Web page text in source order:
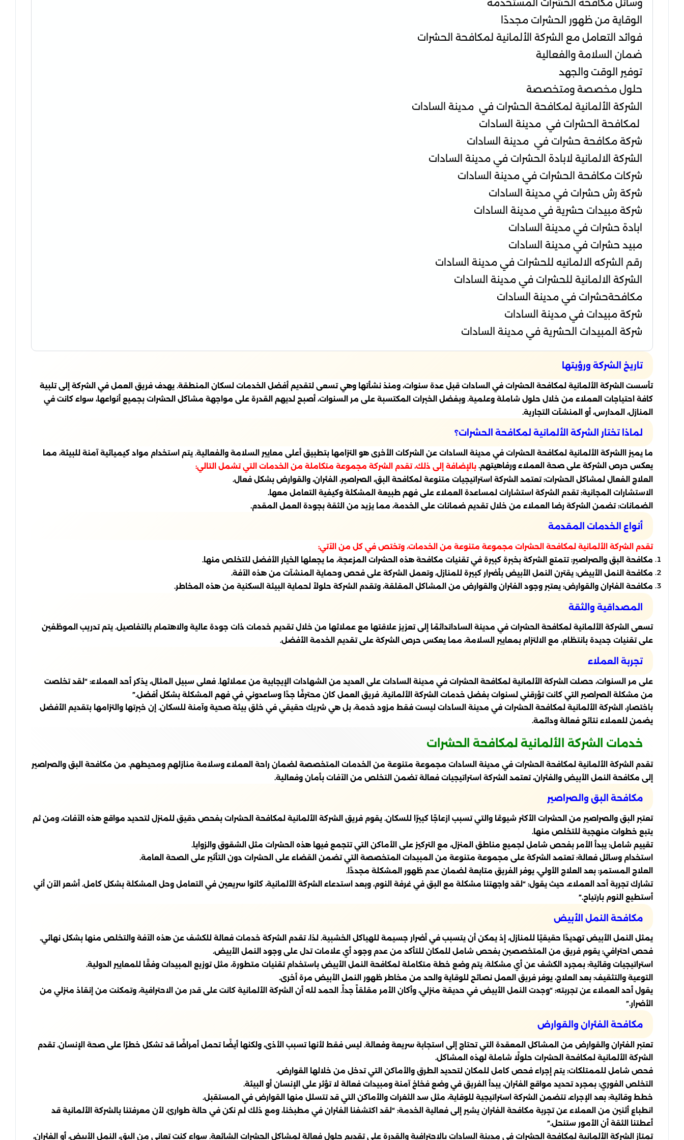
وسائل مكافحة الحشرات المستخدمة
الوقاية من ظهور الحشرات مجددًا
فوائد التعامل مع الشركة الألمانية لمكافحة الحشرات
ضمان السلامة والفعالية
توفير الوقت والجهد
حلول مخصصة ومتخصصة
الشركة الألمانية لمكافحة الحشرات في مدينة السادات
لمكافحة الحشرات في مدينة السادات
شركة مكافحة حشرات في مدينة السادات
الشركة الالمانية لابادة الحشرات في مدينة السادات
شركات مكافحة الحشرات في مدينة السادات
شركة رش حشرات في مدينة السادات
شركة مبيدات حشرية في مدينة السادات
ابادة حشرات في مدينة السادات
مبيد حشرات في مدينة السادات
رقم الشركه الالمانيه للحشرات في مدينة السادات
الشركة الالمانية للحشرات في مدينة السادات
مكافحةحشرات في مدينة السادات
شركة مبيدات في مدينة السادات
شركة المبيدات الحشرية في مدينة السادات
تاريخ الشركة ورؤيتها
تأسست الشركة الألمانية لمكافحة الحشرات في السادات قبل عدة سنوات، ومنذ نشأتها وهي تسعى لتقديم أفضل الخدمات لسكان المنطقة. يهدف فريق العمل في الشركة إلى تلبية
كافة احتياجات العملاء من خلال حلول شاملة وعلمية. وبفضل الخبرات المكتسبة على مر السنوات، أصبح لديهم القدرة على مواجهة مشاكل الحشرات بجميع أنواعها، سواء كانت في
المنازل، المدارس، أو المنشآت التجارية.
لماذا تختار الشركة الألمانية لمكافحة الحشرات؟
ما يميز االشركة الألمانية لمكافحة الحشرات في مدينة السادات عن الشركات الأخرى هو التزامها بتطبيق أعلى معايير السلامة والفعالية. يتم استخدام مواد كيميائية آمنة للبيئة، مما
يعكس حرص الشركة على صحة العملاء ورفاهيتهم. بالإضافة إلى ذلك، تقدم الشركة مجموعة متكاملة من الخدمات التي تشمل التالي:
العلاج الفعال لمشاكل الحشرات: تعتمد الشركة استراتيجيات متنوعة لمكافحة البق، الصراصير، الفئران، والقوارض بشكل فعال.
الاستشارات المجانية: تقدم الشركة استشارات لمساعدة العملاء على فهم طبيعة المشكلة وكيفية التعامل معها.
الضمانات: تضمن الشركة رضا العملاء من خلال تقديم ضمانات على الخدمة، مما يزيد من الثقة بجودة العمل المقدم.
أنواع الخدمات المقدمة
تقدم الشركة الألمانية لمكافحة الحشرات مجموعة متنوعة من الخدمات، وتختص في كل من الآتي:
مكافحة البق والصراصير: تتمتع الشركة بخبرة كبيرة في تقنيات مكافحة هذه الحشرات المزعجة، ما يجعلها الخيار الأفضل للتخلص منها.
مكافحة النمل الأبيض: يقترن النمل الأبيض بأضرار كبيرة للمنازل، وتعمل الشركة على فحص وحماية المنشآت من هذه الآفة.
مكافحة الفئران والقوارض: يعتبر وجود الفئران والقوارض من المشاكل المقلقة، وتقدم الشركة حلولاً لحماية البيئة السكنية من هذه المخاطر.
المصداقية والثقة
تسعى الشركة الألمانية لمكافحة الحشرات في مدينة الساداتدائمًا إلى تعزيز علاقتها مع عملائها من خلال تقديم خدمات ذات جودة عالية والاهتمام بالتفاصيل. يتم تدريب الموظفين
على تقنيات جديدة بانتظام، مع الالتزام بمعايير السلامة، مما يعكس حرص الشركة على تقديم الخدمة الأفضل.
تجربة العملاء
على مر السنوات، حصلت الشركة الألمانية لمكافحة الحشرات في مدينة السادات على العديد من الشهادات الإيجابية من عملائها. فعلى سبيل المثال، يذكر أحد العملاء: “لقد تخلصت
من مشكلة الصراصير التي كانت تؤرقني لسنوات بفضل خدمات الشركة الألمانية. فريق العمل كان محترفًا جدًا وساعدوني في فهم المشكلة بشكل أفضل.”
باختصار، الشركة الألمانية لمكافحة الحشرات في مدينة السادات ليست فقط مزود خدمة، بل هي شريك حقيقي في خلق بيئة صحية وآمنة للسكان. إن خبرتها والتزامها بتقديم الأفضل
يضمن للعملاء نتائج فعالة ودائمة.
خدمات الشركة الألمانية لمكافحة الحشرات
تقدم الشركة الألمانية لمكافحة الحشرات في مدينة السادات مجموعة متنوعة من الخدمات المتخصصة لضمان راحة العملاء وسلامة منازلهم ومحيطهم. من مكافحة البق والصراصير
إلى مكافحة النمل الأبيض والفئران، تعتمد الشركة استراتيجيات فعالة تضمن التخلص من الآفات بأمان وفعالية.
مكافحة البق والصراصير
تعتبر البق والصراصير من الحشرات الأكثر شيوعًا والتي تسبب ازعاجًا كبيرًا للسكان. يقوم فريق الشركة الألمانية لمكافحة الحشرات بفحص دقيق للمنزل لتحديد مواقع هذه الآفات، ومن ثم
يتبع خطوات منهجية للتخلص منها.
تقييم شامل: يبدأ الأمر بفحص شامل لجميع مناطق المنزل، مع التركيز على الأماكن التي تتجمع فيها هذه الحشرات مثل الشقوق والزوايا.
استخدام وسائل فعالة: تعتمد الشركة على مجموعة متنوعة من المبيدات المتخصصة التي تضمن القضاء على الحشرات دون التأثير على الصحة العامة.
العلاج المستمر: بعد العلاج الأولي، يوفر الفريق متابعة لضمان عدم ظهور المشكلة مجددًا.
تشارك تجربة أحد العملاء، حيث يقول: “لقد واجهتنا مشكلة مع البق في غرفة النوم، وبعد استدعاء الشركة الألمانية، كانوا سريعين في التعامل وحل المشكلة بشكل كامل. أشعر الآن أني
أستطيع النوم بارتياح.”
مكافحة النمل الأبيض
يمثل النمل الأبيض تهديدًا حقيقيًا للمنازل، إذ يمكن أن يتسبب في أضرار جسيمة للهياكل الخشبية. لذا، تقدم الشركة خدمات فعالة للكشف عن هذه الآفة والتخلص منها بشكل نهائي.
فحص احترافي: يقوم فريق من المتخصصين بفحص شامل للمكان للتأكد من عدم وجود أي علامات تدل على وجود النمل الأبيض.
استراتيجيات وقائية: بمجرد الكشف عن أي مشكلة، يتم وضع خطة متكاملة لمكافحة النمل الأبيض باستخدام تقنيات متطورة، مثل توزيع المبيدات وفقًا للمعايير الدولية.
التوعية والتثقيف: بعد العلاج، يوفر فريق العمل نصائح للوقاية والحد من مخاطر ظهور النمل الأبيض مرة أخرى.
يقول أحد العملاء عن تجربته: “وجدت النمل الأبيض في حديقة منزلي، وأكان الأمر مقلقاً جداً. الحمد لله أن الشركة الألمانية كانت على قدر من الاحترافية، وتمكنت من إنقاذ منزلي من
الأضرار.”
مكافحة الفئران والقوارض
تعتبر الفئران والقوارض من المشاكل المعقدة التي تحتاج إلى استجابة سريعة وفعالة. ليس فقط لأنها تسبب الأذى، ولكنها أيضًا تحمل أمراضًا قد تشكل خطرًا على صحة الإنسان. تقدم
الشركة الألمانية لمكافحة الحشرات حلولًا شاملة لهذه المشاكل.
فحص شامل للممتلكات: يتم إجراء فحص كامل للمكان لتحديد الطرق والأماكن التي تدخل من خلالها القوارض.
التخلص الفوري: بمجرد تحديد مواقع الفئران، يبدأ الفريق في وضع فخاخ آمنة ومبيدات فعالة لا تؤثر على الإنسان أو البيئة.
خطط وقائية: بعد الإجراء، تتضمن الشركة استراتيجية للوقاية، مثل سد الثغرات والأماكن التي قد تتسلل منها القوارض في المستقبل.
انطباع أثنين من العملاء عن تجربة مكافحة الفئران يشير إلى فعالية الخدمة: “لقد اكتشفنا الفئران في مطبخنا، ومع ذلك لم نكن في حالة طوارئ، لأن معرفتنا بالشركة الألمانية قد
أعطتنا الثقة أن الأمور ستنحل.”
تمتاز الشركة الألمانية لمكافحة الحشرات في مدينة السادات بالاحترافية والقدرة على تقديم حلول فعالة لمشاكل الحشرات الشائعة. سواء كنت تعاني من البق، النمل الأبيض، أو الفئران،